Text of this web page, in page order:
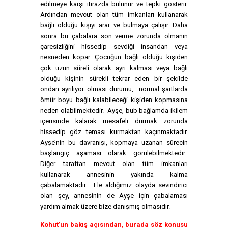
edilmeye karşı itirazda bulunur ve tepki gösterir.
Ardından mevcut olan tüm imkanları kullanarak
bağlı olduğu kişiyi arar ve bulmaya çalışır. Daha
sonra bu çabalara son verme zorunda olmanın
çaresizliğini hissedip sevdiği insandan veya
nesneden kopar. Çocuğun bağlı olduğu kişiden
çok uzun süreli olarak ayrı kalması veya bağlı
olduğu kişinin sürekli tekrar eden bir şekilde
ondan ayrılıyor olması durumu, normal şartlarda
ömür boyu bağlı kalabileceği kişiden kopmasına
neden olabilmektedir. Ayşe, bub bağlamda ikilem
içerisinde kalarak mesafeli durmak zorunda
hissedip göz teması kurmaktan kaçınmaktadır.
Ayşe’nin bu davranışı, kopmaya uzanan sürecin
başlangıç aşaması olarak görülebilmektedir.
Diğer taraftan mevcut olan tüm imkanları
kullanarak annesinin yakında kalma
çabalamaktadır. Ele aldığımız olayda sevindirici
olan şey, annesinin de Ayşe için çabalaması
yardım almak üzere bize danışmış olmasıdır.
Kohut’un bakış açısından, burada söz konusu